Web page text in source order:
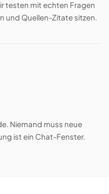
testen mit echten Fragen
und Quellen-Zitate sitzen.
Niemand muss neue
ist ein Chat-Fenster.